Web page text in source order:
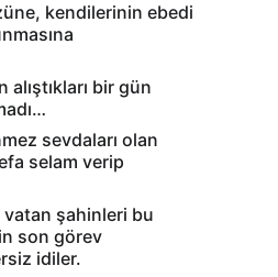
kendilerinin ebedi
bir gün
sevdaları olan
selam verip
şahinleri bu
son görev
idiler.